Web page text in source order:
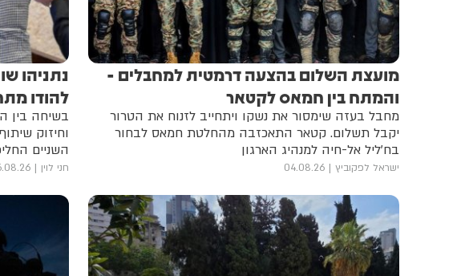
מועצת השלום בהצעה דרמטית למחבלים -
והמתח בין חמאס לקטאר
מחבל בעזה שימסור את נשקו ויתחייב לזנוח את הטרור
יקבל תשלום. קטאר התאכזבה מהחלטת חמאס לבחור
בח'ליל אל-חיה למנהיג הארגון
ישראל לפקוביץ 04.08.26
נתניהו
להודו
בשיחה בין
וחיזוק
השניים
חני לוין